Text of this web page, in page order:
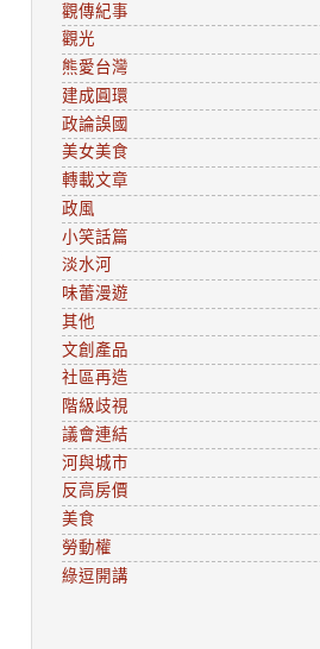
觀傳紀事
觀光
熊愛台灣
建成圓環
政論誤國
美女美食
轉載文章
政風
小笑話篇
淡水河
味蕾漫遊
其他
文創產品
社區再造
階級歧視
議會連結
河與城市
反高房價
美食
勞動權
綠逗開講